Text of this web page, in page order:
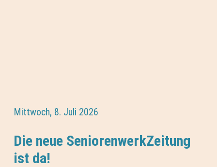
Mittwoch, 8. Juli 2026
Die neue SeniorenwerkZeitung
ist da!